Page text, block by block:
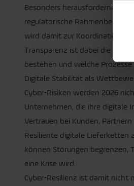
Besonders herausfordernd ist
regulatorische
wird damit zur
Transparenz ist dabei die
bestehen und welche
Digitale Stabilität als
Cyber-Risiken werden 2026
Unternehmen, die ihre digitale
Vertrauen bei Kunden,
Resiliente digitale Lieferketten
können Störungen
eine Krise wird.
Cyber-Resilienz ist damit nicht